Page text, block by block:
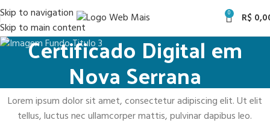
Skip to navigation
Skip to main content
0 R$
Certificado Digital em
Nova Serrana
Lorem ipsum dolor sit amet, consectetur adipiscing elit. Ut elit
tellus, luctus nec ullamcorper mattis, pulvinar dapibus leo.